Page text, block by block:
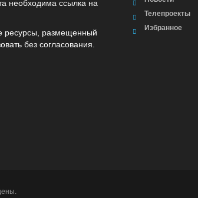
необходима ссылка на
ресурсы, размещенный
без согласования.
Телепроекты
Избранное